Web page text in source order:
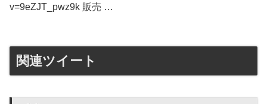
v=9eZJT_pwz9k 販売 …
関連ツイート